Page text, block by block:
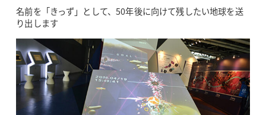
名前を「きっず」として、50年後に向けて残したい地球を送
り出します